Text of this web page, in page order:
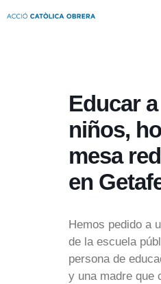
Educar
niños,
mesa
en
Hemos pedido a
de la escuela
persona de
y una madre que